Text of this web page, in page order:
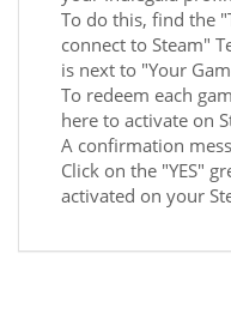
To do this, find the
connect to Steam"
is next to "Your
To redeem each
here to activate on
A confirmation
Click on the "YES"
activated on your